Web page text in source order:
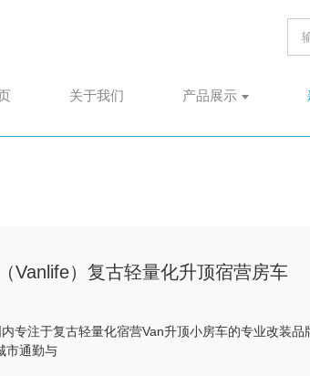
关于我们 产品展示
Vanlife）复古轻量化升顶宿营房车
专注于复古轻量化宿营Van升顶小房车的专业改装
市通勤与